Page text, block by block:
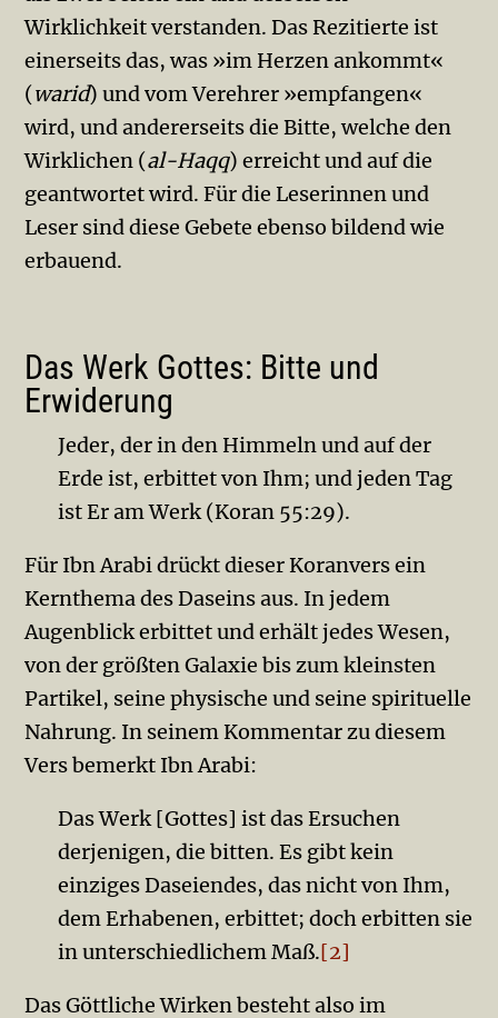
Wirklichkeit verstanden. Das Rezi­tierte ist
einerseits das, was »im Herzen ankommt«
(warid) und vom Ver­ehrer »empfangen«
wird, und andererseits die Bitte, welche den
Wirklichen (al-Haqq) erreicht und auf die
geantwortet wird. Für die Leserinnen und
Leser sind diese Gebete ebenso bildend wie
erbauend.
Das Werk Gottes: Bitte und
Erwiderung
Jeder, der in den Himmeln und auf der
Erde ist, erbittet von Ihm; und jeden Tag
ist Er am Werk (Koran 55:29).
Für Ibn Arabi drückt dieser Koranvers ein
Kernthema des Daseins aus. In jedem
Augenblick erbittet und erhält jedes Wesen,
von der größten Galaxie bis zum kleinsten
Partikel, seine physische und seine spirituelle
Nahrung. In seinem Kommentar zu diesem
Vers be­merkt Ibn Arabi:
Das Werk [Gottes] ist das Ersuchen
derjenigen, die bitten. Es gibt kein
einziges Daseiendes, das nicht von Ihm,
dem Erha­benen, erbittet; doch erbitten sie
in unterschiedlichem Maß.[2]
Das Göttliche Wirken besteht also im